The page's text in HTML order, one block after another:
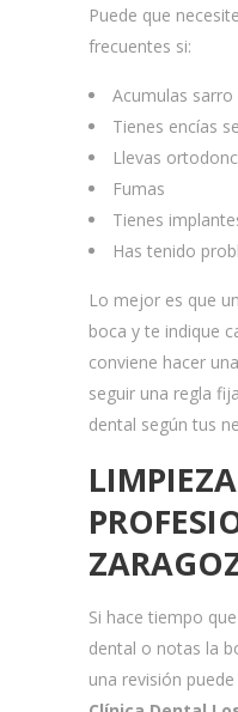
Puede que
frecuentes si:
Acumulas
Tienes encías
Llevas
Fumas
Tienes
Has tenido
Lo mejor es que
boca y te indique
conviene hacer
seguir una regla
dental según tus
Si hace tiempo
dental o notas la
una revisión